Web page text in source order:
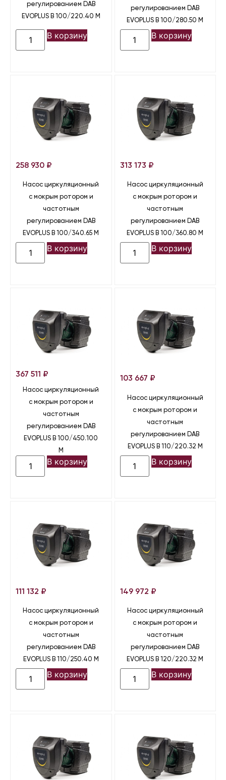
регулированием DAB
EVOPLUS B 100/220.40 M
В корзину
регулированием DAB
EVOPLUS B 100/280.50 M
В корзину
258 930 ₽
Насос циркуляционный
с мокрым ротором и
частотным
регулированием DAB
EVOPLUS B 100/340.65 M
В корзину
313 173 ₽
Насос циркуляционный
с мокрым ротором и
частотным
регулированием DAB
EVOPLUS B 100/360.80 M
В корзину
367 511 ₽
Насос циркуляционный
с мокрым ротором и
частотным
регулированием DAB
EVOPLUS B 100/450.100
M
В корзину
103 667 ₽
Насос циркуляционный
с мокрым ротором и
частотным
регулированием DAB
EVOPLUS B 110/220.32 M
В корзину
111 132 ₽
Насос циркуляционный
с мокрым ротором и
частотным
регулированием DAB
EVOPLUS B 110/250.40 M
В корзину
149 972 ₽
Насос циркуляционный
с мокрым ротором и
частотным
регулированием DAB
EVOPLUS B 120/220.32 M
В корзину